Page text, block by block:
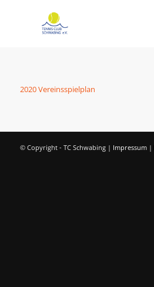
2020 Vereinsspielplan
© Copyright - TC Schwabing | Impressum|